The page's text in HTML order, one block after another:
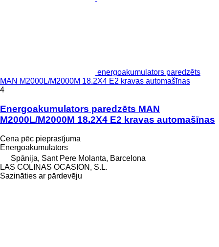
energoakumulators paredzēts
MAN M2000L/M2000M 18.2X4 E2 kravas automašīnas
4
Energoakumulators paredzēts MAN
M2000L/M2000M 18.2X4 E2 kravas automašīnas
Cena pēc pieprasījuma
Energoakumulators
Spānija, Sant Pere Molanta, Barcelona
LAS COLINAS OCASION, S.L.
Sazināties ar pārdevēju